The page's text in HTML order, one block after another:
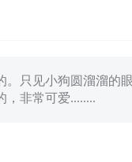
只见小狗圆溜溜的
，非常可爱........